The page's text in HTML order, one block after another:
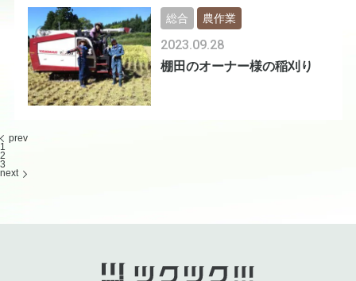
棚田のオーナー様の稲刈り
2023.09.28
総合 農作業
prev
1
2
3
next